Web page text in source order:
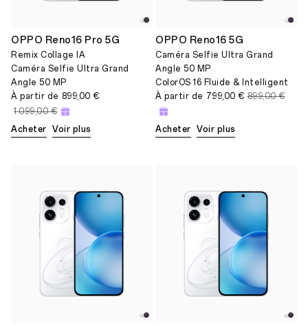
OPPO Reno16 Pro 5G
Remix Collage IA
Caméra Selfie Ultra Grand
Angle 50 MP
À partir de 899,00 €
1.099,00 €
Acheter
Voir plus
OPPO Reno16 5G
Caméra Selfie Ultra Grand
Angle 50 MP
ColorOS 16 Fluide & Intelligent
À partir de 799,00 € 899,00 €
Acheter Voir plus